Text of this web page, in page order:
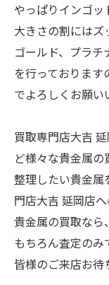
やっぱりインゴッ
大きさの割には
ゴールド、プラ
を行っておりま
でよろしくお願い
買取専門店大吉
ど様々な貴金属の
整理したい貴金属
門店大吉 延岡店
貴金属の買取なら
もちろん査定の
皆様のご来店お待